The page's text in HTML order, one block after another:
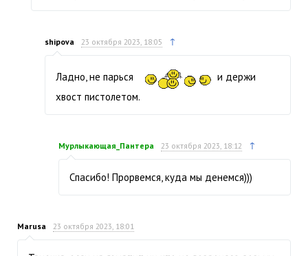
shipova 23 октября 2023, 18:05 ↑
Ладно, не парься
и держи
хвост пистолетом.
Мурлыкающая_Пантера 23 октября 2023, 18:12 ↑
Спасибо! Прорвемся, куда мы денемся)))
Marusa 23 октября 2023, 18:01